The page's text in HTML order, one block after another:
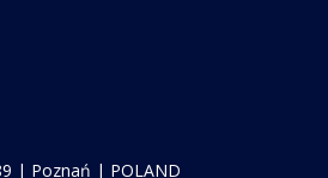
| Poznań | POLAND